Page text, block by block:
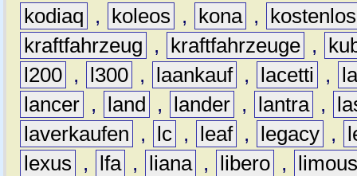
kodiaq
, koleos , kona ,
kostenlos
kraftfahrzeug
, kraftfahrzeuge ,
l200 , l300 , laankauf , lacetti ,
lancer , land , lander , lantra ,
laverkaufen
, lc , leaf , legacy ,
lexus
, lfa , liana , libero ,